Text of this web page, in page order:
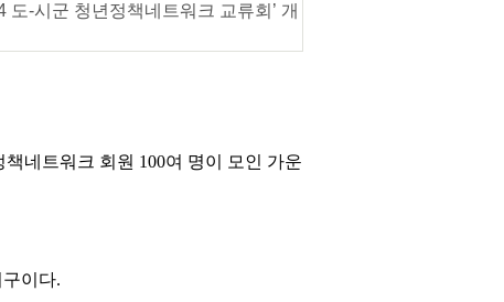
도-시군 청년정책네트워크 교류회’ 개
네트워크 회원 100여 명이 모인 가운
이다.